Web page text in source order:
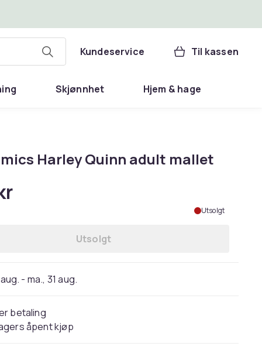
Kundeservice Til kassen
Skjønnhet Hjem & hage
Harley Quinn adult mallet
Utsolgt
Utsolgt
- ma., 31 aug.
betaling
åpent kjøp